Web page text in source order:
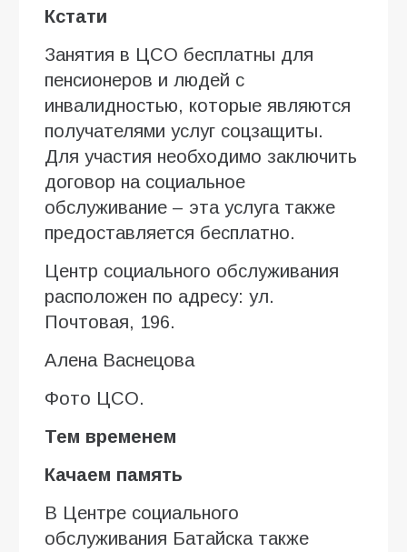
Кстати
Занятия в ЦСО бесплатны для
пенсионеров и людей с
инвалидностью, которые являются
получателями услуг соцзащиты.
Для участия необходимо заключить
договор на социальное
обслуживание – эта услуга также
предоставляется бесплатно.
Центр социального обслуживания
расположен по адресу: ул.
Почтовая, 196.
Алена Васнецова
Фото ЦСО.
Тем временем
Качаем память
В Центре социального
обслуживания Батайска также